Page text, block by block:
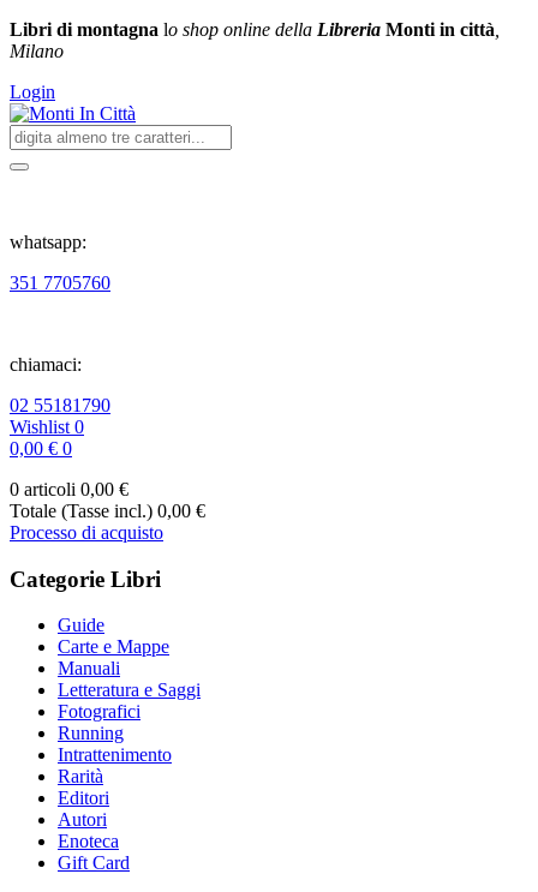
Libri di montagna lo shop online della Libreria Monti in città
Milano
Login
whatsapp:
351 7705760
chiamaci:
02 55181790
Wishlist 0
0,00 € 0
0 articoli 0,00 €
Totale (Tasse incl.) 0,00 €
Processo di acquisto
Categorie Libri
Guide
Carte e Mappe
Manuali
Letteratura e Saggi
Fotografici
Running
Intrattenimento
Rarità
Editori
Autori
Enoteca
Gift Card